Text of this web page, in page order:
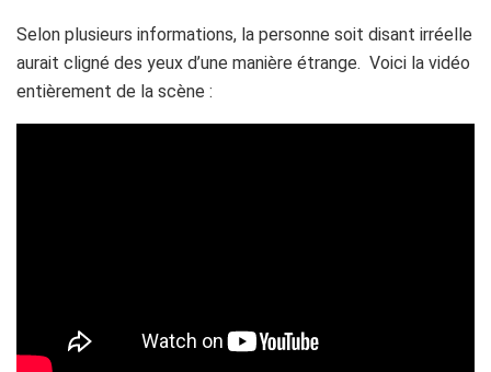
Selon plusieurs informations, la personne soit disant irréelle
aurait cligné des yeux d’une manière étrange. Voici la vidéo
entièrement de la scène :